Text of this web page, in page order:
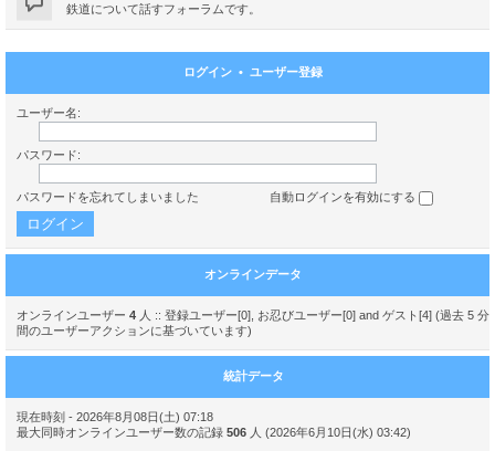
鉄道について話すフォーラムです。
ログイン • ユーザー登録
ユーザー名:
パスワード:
パスワードを忘れてしまいました 自動ログインを有効にする
オンラインデータ
オンラインユーザー 4 人 :: 登録ユーザー[0], お忍びユーザー[0] and ゲスト[4] (過去 5 分
間のユーザーアクションに基づいています)
統計データ
現在時刻 - 2026年8月08日(土) 07:18
最大同時オンラインユーザー数の記録 506 人 (2026年6月10日(水) 03:42)